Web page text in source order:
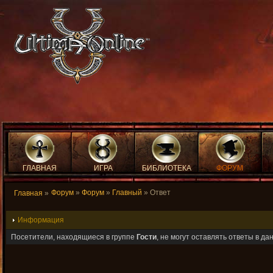
ГЛАВНАЯ ИГРА БИБЛИОТЕКА ФОРУМ
Главная » Форум » Форум » Главный » Ответ
Информация
Посетители, находящиеся в группе Гости, не могут оставлять ответы в